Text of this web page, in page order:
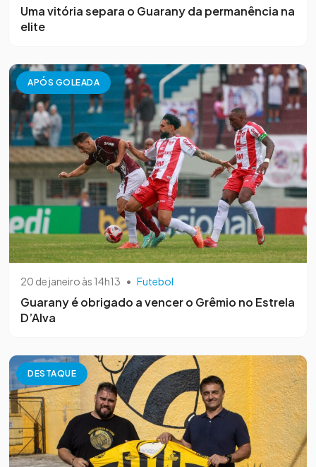
Uma vitória separa o Guarany da permanência na
elite
APÓS GOLEADA
20 de janeiro às 14h13 • Futebol
Guarany é obrigado a vencer o Grêmio no Estrela
D’Alva
DESTAQUE